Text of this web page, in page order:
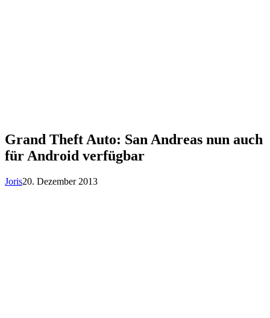
Grand Theft Auto: San Andreas nun auch
für Android verfügbar
Joris20. Dezember 2013